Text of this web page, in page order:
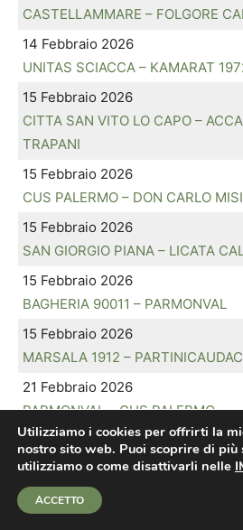
CASTELLAMMARE – FOLGORE
14 Febbraio 2026
UNITAS SCIACCA – KAMARAT
15 Febbraio 2026
CITTA SAN VITO LO CAPO –
TRAPANI
15 Febbraio 2026
CUS PALERMO – DON CARLO
15 Febbraio 2026
SAN GIORGIO PIANA – LICATA
15 Febbraio 2026
BAGHERIA 90011 – PARMONVAL
15 Febbraio 2026
MARSALA 1912 –
21 Febbraio 2026
PARMONVAL – CUS PALERMO
21 Febbraio 2026
PARTINICAUDACE 1959 –
22 Febbraio 2026
BAGHERIA C. DELLEVILLE –
Utilizziamo i cookies per offrirti la
nostro sito web. Puoi scoprire di più
utilizziamo o come disattivarli nelle
ACCETTO